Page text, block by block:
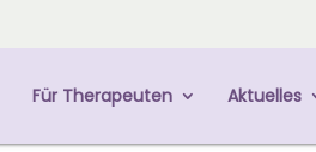
Für Therapeuten Aktuelles